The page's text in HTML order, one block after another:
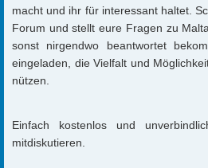
macht und ihr für interessant haltet.
Forum und stellt eure Fragen zu
sonst nirgendwo beantwortet
eingeladen, die Vielfalt und
nützen.
Einfach kostenlos und
mitdiskutieren.